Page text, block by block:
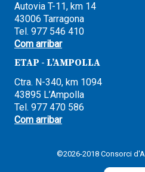
Autovia T-11, km 14
43006 Tarragona
Tel. 977 546 410
Com arribar
ETAP - L’AMPOLLA
Ctra. N-340, km 1094
43895 L’Ampolla
Tel. 977 470 586
Com arribar
©2026-2018 Consorci